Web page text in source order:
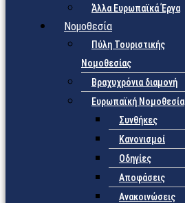
Άλλα Ευρωπαϊκά Έργα
Νομοθεσία
Πύλη Τουριστικής
Νομοθεσίας
Βραχυχρόνια διαμονή
Ευρωπαϊκή Νομοθεσία
Συνθήκες
Κανονισμοί
Οδηγίες
Αποφάσεις
Ανακοινώσεις